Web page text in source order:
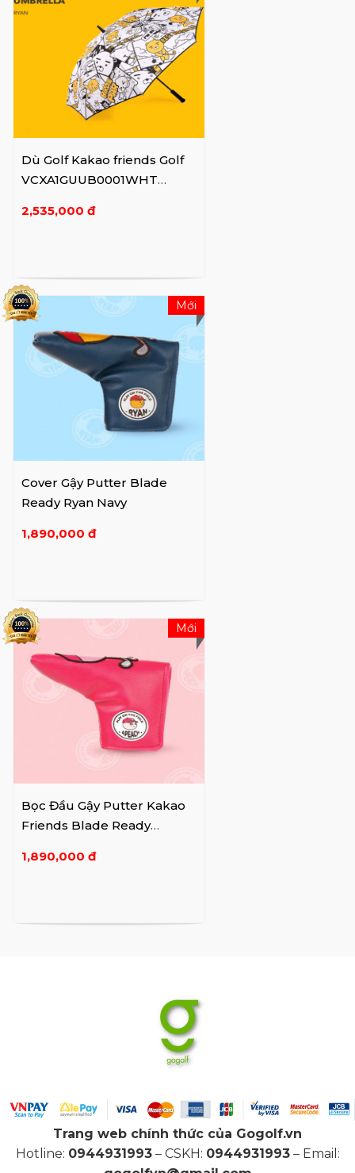
Dù Golf Kakao friends Golf
VCXA1GUUB0001WHT
2,535,000 đ
Cover Gậy Putter Blade
Ready Ryan Navy
1,890,000 đ
Mới
Bọc Đầu Gậy Putter Kakao
Friends Blade Ready
1,890,000 đ
Mới
Trang web chính thức của Gogolf.vn
Hotline: 0944931993– CSKH: 0944931993– Email: